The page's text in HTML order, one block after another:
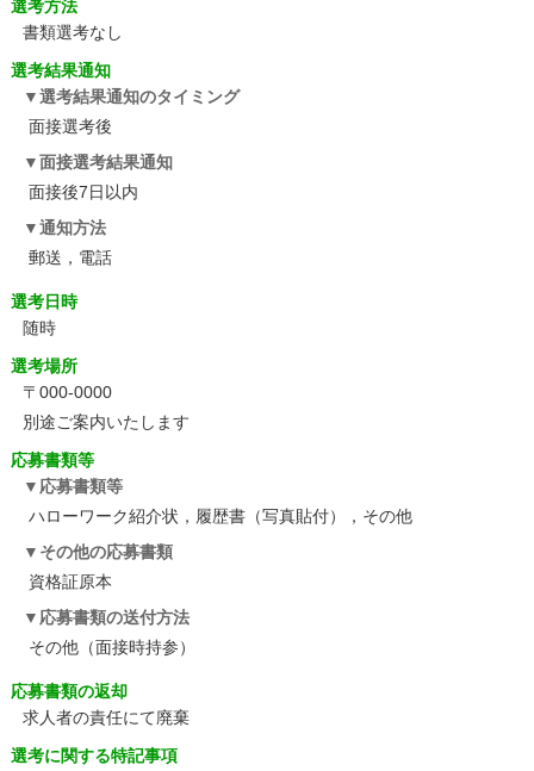
選考方法
書類選考なし
選考結果通知
選考結果通知のタイミング
面接選考後
面接選考結果通知
面接後7日以内
通知方法
郵送，電話
選考日時
随時
選考場所
〒000-0000
別途ご案内いたします
応募書類等
応募書類等
ハローワーク紹介状，履歴書（写真貼付），その他
その他の応募書類
資格証原本
応募書類の送付方法
その他（面接時持参）
応募書類の返却
求人者の責任にて廃棄
選考に関する特記事項